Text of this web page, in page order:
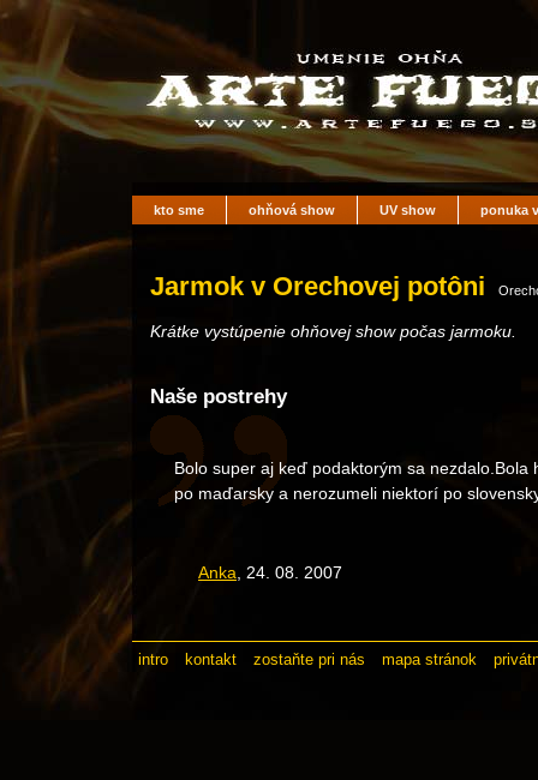
kto sme ohňová show UV show ponuka
Jarmok v Orechovej potôni
Krátke vystúpenie ohňovej show počas jarmoku.
Naše postrehy
Bolo super aj keď podaktorým sa nezdalo.Bola
po maďarsky a nerozumeli niektorí po
Anka , 24. 08. 2007
intro kontakt zostaňte pri nás mapa stránok